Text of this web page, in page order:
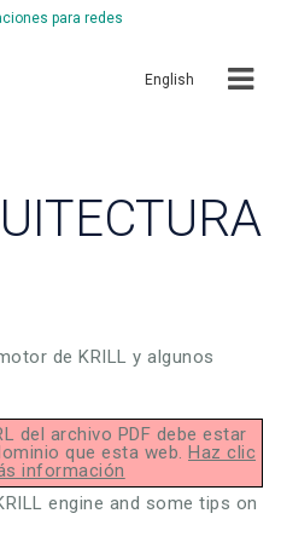
para redes
English
de KRILL y algunos
del archivo PDF debe estar
que esta web. Haz clic
información
engine and some tips on